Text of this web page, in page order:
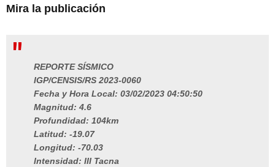
Mira la publicación
REPORTE SÍSMICO
IGP/CENSIS/RS 2023-0060
Fecha y Hora Local: 03/02/2023 04:50:50
Magnitud: 4.6
Profundidad: 104km
Latitud: -19.07
Longitud: -70.03
Intensidad: III Tacna